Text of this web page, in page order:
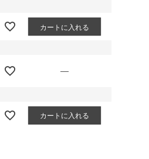
カートに入れる
—
カートに入れる